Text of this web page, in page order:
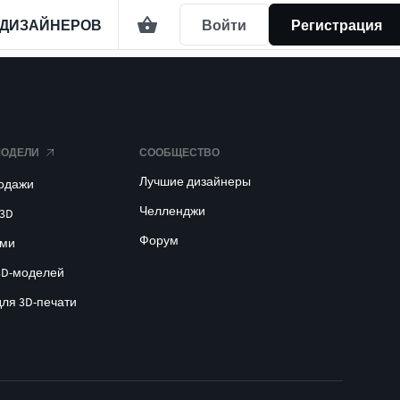
Войти Регистрация
моделей
3D-печати
СООБЩЕСТВО
Лучшие дизайнеры
Челленджи
Форум